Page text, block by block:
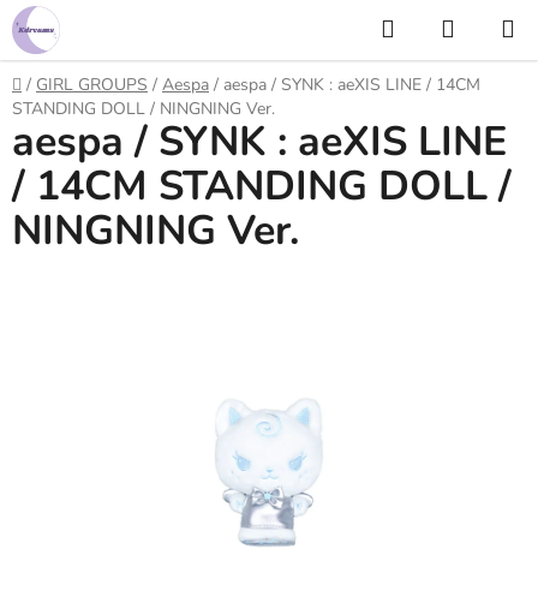
Prejsť
na
obsah
Hľadať
KOŠÍK
Domov
/ GIRL GROUPS / Aespa / aespa / SYNK : aeXIS LINE / 14CM
STANDING DOLL / NINGNING Ver.
aespa / SYNK : aeXIS LINE
/ 14CM STANDING DOLL /
NINGNING Ver.